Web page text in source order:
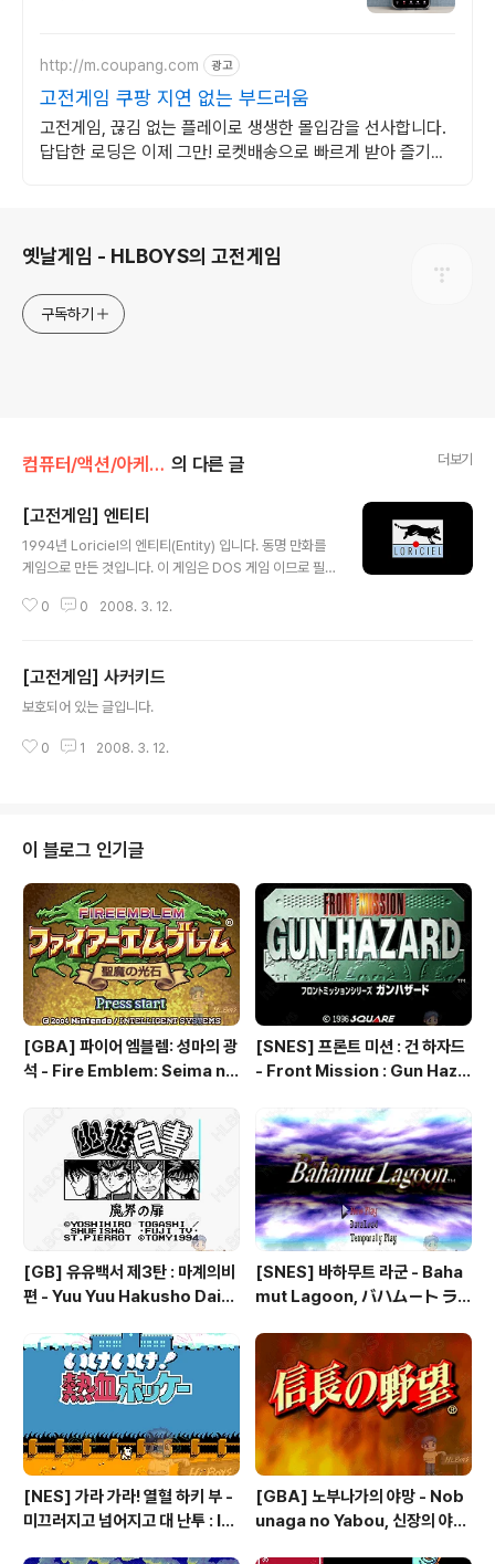
http://m.coupang.com 광고
고전게임 쿠팡 지연 없는 부드러움
고전게임, 끊김 없는 플레이로 생생한 몰입감을 선사합니다.
답답한 로딩은 이제 그만! 로켓배송으로 빠르게 받아 즐기세
옛날게임 - HLBOYS의 고전게임
구독하기
컴퓨터/액션/아케이드 의 다른 글 더보기
[고전게임] 엔티티
1994년 Loriciel의 엔티티(Entity) 입니다. 동명 만화를
게임으로 만든 것입니다. 이 게임은 DOS 게임 이므로 필
0 0 2008. 3. 12.
[고전게임] 사커키드
보호되어 있는 글입니다.
0 1 2008. 3. 12.
이 블로그 인기글
[GBA] 파이어 엠블렘: 성마의 광
석 - Fire Emblem: Seima no
ム 聖魔の光石, 파이어 엠블렘:
더 세이크리드 스톤즈 - Fire Em
blem: The Sacred Stones
[SNES] 프론트 미션 : 건 하자드
- Front Mission : Gun Haza
ズ ガンハザード
[GB] 유유백서 제3탄 : 마계의비
편 - Yuu Yuu Hakusho Dai-3
☆遊☆白書 第3弾 魔界の扉編
[SNES] 바하무트 라군 - Baha
mut Lagoon, バハムート ラ
[NES] 가라 가라! 열혈 하키 부 -
미끄러지고 넘어지고 대 난투 : Ik
[GBA] 노부나가의 야망 - Nob
unaga no Yabou, 신장의 야망